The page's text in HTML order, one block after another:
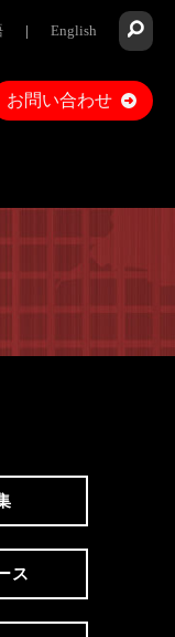
| English
お問い合わせ
ス